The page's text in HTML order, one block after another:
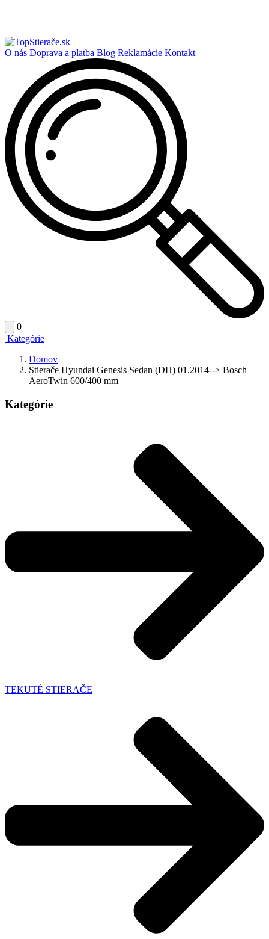
O nás Doprava a platba Blog Reklamácie Kontakt
0
Kategórie
Domov
Stierače Hyundai Genesis Sedan (DH) 01.2014--> Bosch
AeroTwin 600/400 mm
Kategórie
TEKUTÉ STIERAČE